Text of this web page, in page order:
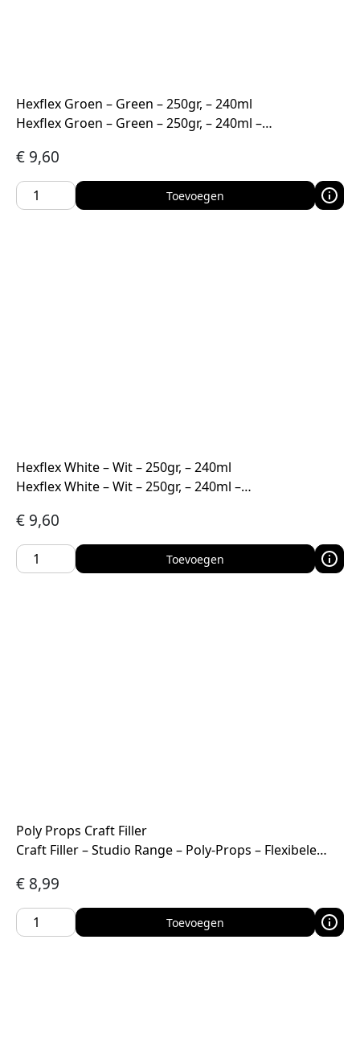
Hexflex Groen – Green – 250gr, – 240ml
Hexflex Groen – Green – 250gr, – 240ml –…
€ 9,60
Toevoegen
Hexflex White – Wit – 250gr, – 240ml
Hexflex White – Wit – 250gr, – 240ml –…
€ 9,60
Toevoegen
Poly Props Craft Filler
Craft Filler – Studio Range – Poly-Props – Flexibele…
€ 8,99
Toevoegen